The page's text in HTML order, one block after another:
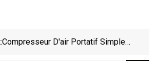
Compresseur D'air Portatif Simple